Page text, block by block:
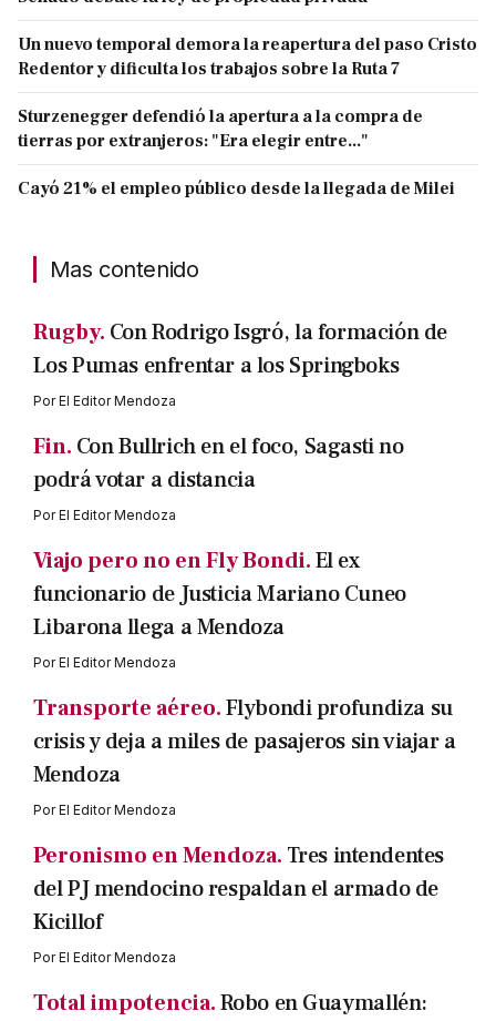
Un nuevo temporal demora la reapertura del paso Cristo
Redentor y dificulta los trabajos sobre la Ruta 7
Sturzenegger defendió la apertura a la compra de
tierras por extranjeros: "Era elegir entre..."
Cayó 21% el empleo público desde la llegada de Milei
Mas contenido
Rugby. Con Rodrigo Isgró, la formación de
Los Pumas enfrentar a los Springboks
PorEl Editor Mendoza
Fin. Con Bullrich en el foco, Sagasti no
podrá votar a distancia
PorEl Editor Mendoza
Viajo pero no en Fly Bondi.El ex
funcionario de Justicia Mariano Cuneo
Libarona llega a Mendoza
PorEl Editor Mendoza
Transporte aéreo.Flybondi profundiza su
crisis y deja a miles de pasajeros sin viajar a
Mendoza
PorEl Editor Mendoza
Peronismo en Mendoza. Tres intendentes
del PJ mendocino respaldan el armado de
Kicillof
PorEl Editor Mendoza
Total impotencia.Robo en Guaymallén: